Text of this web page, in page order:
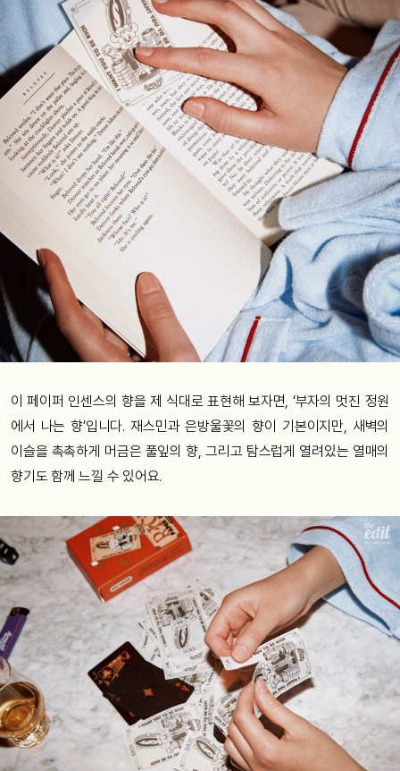
이 페이퍼 인센스의 향을 제 식대로 표현해 보자면, ‘부자의 멋진 정원
에서 나는 향’입니다. 재스민과 은방울꽃의 향이 기본이지만, 새벽의
이슬을 촉촉하게 머금은 풀잎의 향, 그리고 탐스럽게 열려있는 열매의
향기도 함께 느낄 수 있어요.